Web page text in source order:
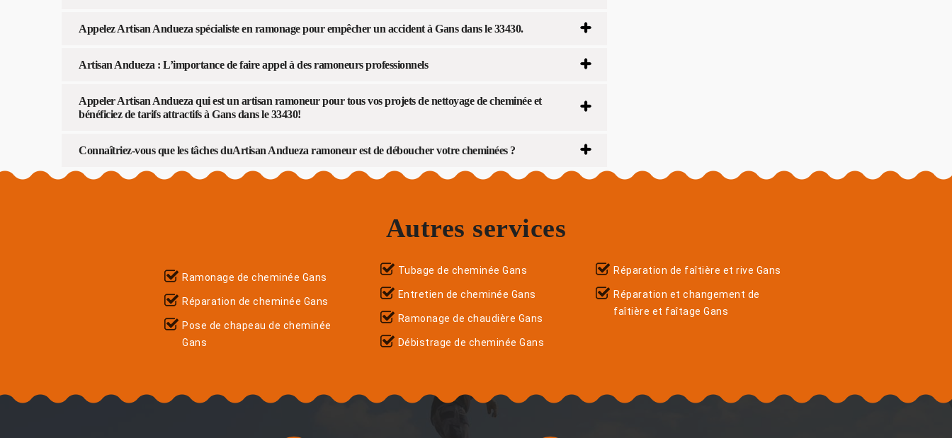
Appelez Artisan Andueza spécialiste en ramonage pour empêcher un accident à Gans dans le 33430.
Artisan Andueza : L’importance de faire appel à des ramoneurs professionnels
Appeler Artisan Andueza qui est un artisan ramoneur pour tous vos projets de nettoyage de cheminée et
bénéficiez de tarifs attractifs à Gans dans le 33430!
Connaîtriez-vous que les tâches duArtisan Andueza ramoneur est de déboucher votre cheminées ?
Autres services
Ramonage de cheminée Gans
Réparation de cheminée Gans
Pose de chapeau de cheminée
Gans
Tubage de cheminée Gans
Entretien de cheminée Gans
Ramonage de chaudière Gans
Débistrage de cheminée Gans
Réparation de faîtière et rive Gans
Réparation et changement de
faîtière et faîtage Gans